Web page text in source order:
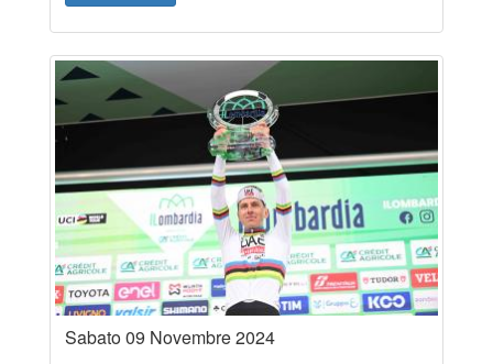
Sabato 09 Novembre 2024